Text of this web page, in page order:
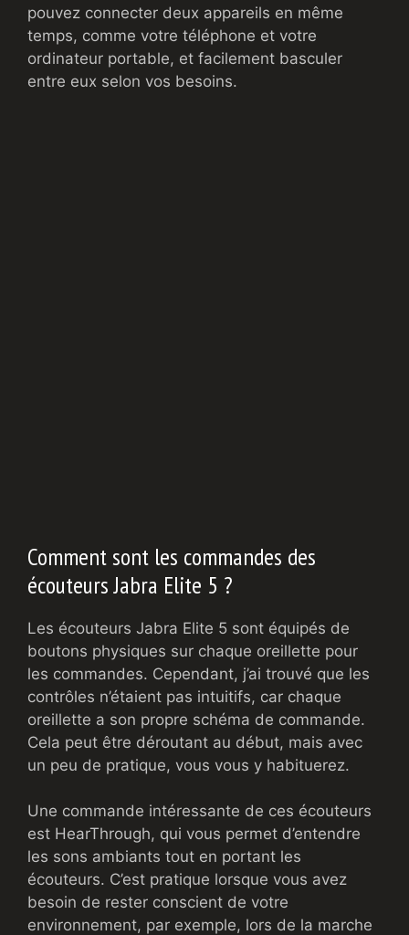
pouvez connecter deux appareils en même
temps, comme votre téléphone et votre
ordinateur portable, et facilement basculer
entre eux selon vos besoins.
Comment sont les commandes des
écouteurs Jabra Elite 5 ?
Les écouteurs Jabra Elite 5 sont équipés de
boutons physiques sur chaque oreillette pour
les commandes. Cependant, j’ai trouvé que les
contrôles n’étaient pas intuitifs, car chaque
oreillette a son propre schéma de commande.
Cela peut être déroutant au début, mais avec
un peu de pratique, vous vous y habituerez.
Une commande intéressante de ces écouteurs
est HearThrough, qui vous permet d’entendre
les sons ambiants tout en portant les
écouteurs. C’est pratique lorsque vous avez
besoin de rester conscient de votre
environnement, par exemple, lors de la marche